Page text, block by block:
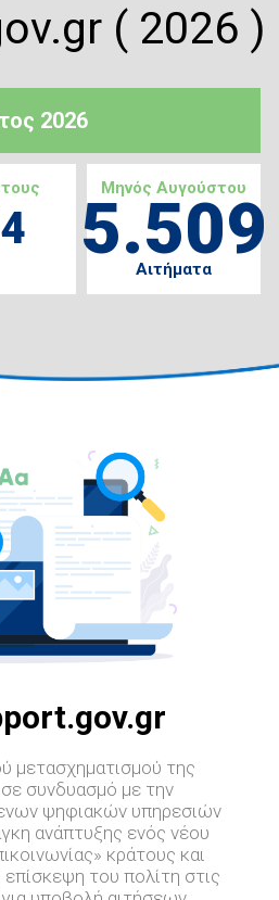
2026
Μηνός Αυγούστου
5.509
Αιτήματα
( 2026 )
μετασχηματισμού της
συνδυασμό με την
ψηφιακών υπηρεσιών
ανάπτυξης ενός νέου
κράτους και
του πολίτη στις